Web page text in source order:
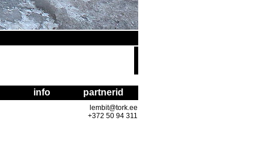
info partnerid
lembit@tork.ee
+372 50 94 311